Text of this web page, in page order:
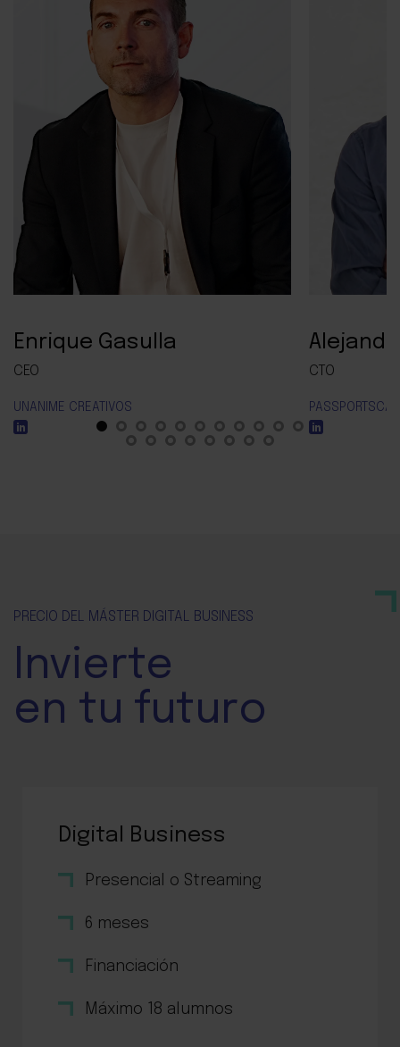
Enrique Gasulla
CEO
UNANIME CREATIVOS
CTO
PRECIO DEL MÁSTER DIGITAL BUSINESS
Invierte
en tu futuro
Digital Business
Presencial o Streaming
6 meses
Financiación
Máximo 18 alumnos